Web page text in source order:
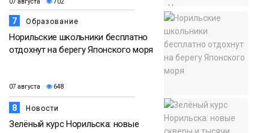
07 августа 702
7 Образование
Норильские школьники бесплатно
отдохнут на берегу Японского моря
07 августа 648
8 Новости
Зелёный курс Норильска: новые